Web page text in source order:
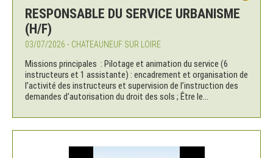
RESPONSABLE DU SERVICE URBANISME
(H/F)
03/07/2026 - CHATEAUNEUF SUR LOIRE
Missions principales : Pilotage et animation du service (6
instructeurs et 1 assistante) : encadrement et organisation de
l’activité des instructeurs et supervision de l’instruction des
demandes d’autorisation du droit des sols ; Être le...